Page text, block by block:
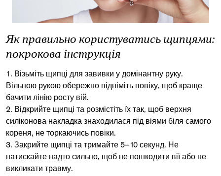
Як правильно користуватись щипцями:
покрокова інструкція
Візьміть щипці для завивки у домінантну руку.
Вільною рукою обережно підніміть повіку, щоб краще
бачити лінію росту вій.
Відкрийте щипці та розмістіть їх так, щоб верхня
силіконова накладка знаходилася під віями біля самого
кореня, не торкаючись повіки.
Закрийте щипці та тримайте 5–10 секунд. Не
натискайте надто сильно, щоб не пошкодити вії або не
викликати травму.